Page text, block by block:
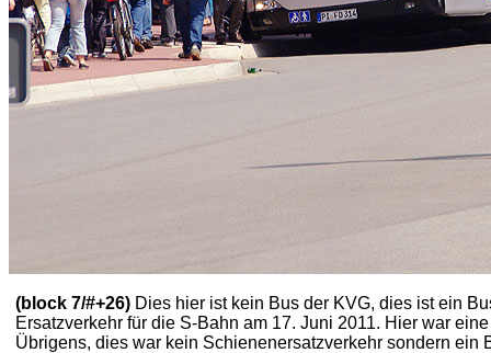
(block 7/#+26) Dies hier ist kein Bus der KVG, dies ist ein
Ersatzverkehr für die S-Bahn am 17. Juni 2011. Hier war
Übrigens, dies war kein Schienenersatzverkehr sondern ein